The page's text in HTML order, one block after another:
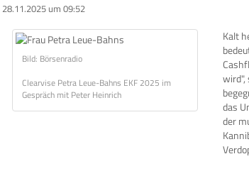
28.11.2025 um 09:52
Bild: Börsenradio
Clearvise Petra Leue-Bahns EKF 2025 im
Gespräch mit Peter Heinrich
Kalt
wird",
das
der